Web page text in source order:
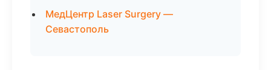
МедЦентр Laser Surgery —
Севастополь